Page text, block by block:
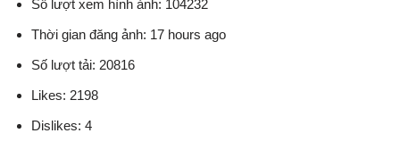
Số lượt xem hình ảnh: 104232
Thời gian đăng ảnh: 17 hours ago
Số lượt tải: 20816
Likes: 2198
Dislikes: 4